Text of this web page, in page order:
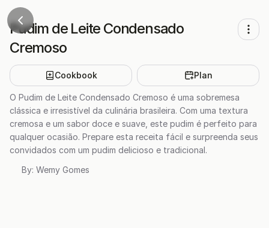
Pudim de Leite Condensado
Cremoso
Cookbook Plan
O Pudim de Leite Condensado Cremoso é uma sobremesa
clássica e irresistível da culinária brasileira. Com uma textura
cremosa e um sabor doce e suave, este pudim é perfeito para
qualquer ocasião. Prepare esta receita fácil e surpreenda seus
convidados com um pudim delicioso e tradicional.
By: Wemy Gomes